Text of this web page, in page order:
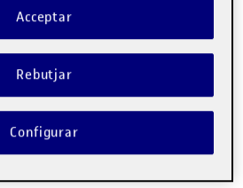
Rebutjar
Acceptar
Configurar